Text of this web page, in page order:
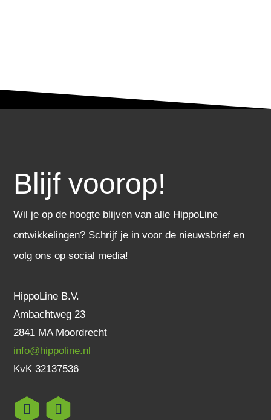
Blijf voorop!
Wil je op de hoogte blijven van alle HippoLine
ontwikkelingen? Schrijf je in voor de nieuwsbrief en
volg ons op social media!
HippoLine B.V.
Ambachtweg 23
2841 MA Moordrecht
info@hippoline.nl
KvK 32137536